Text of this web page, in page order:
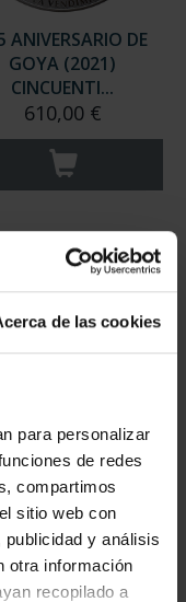
de las cookies
para personalizar
de redes
compartimos
sitio web con
y análisis
otra información
recopilado a
ANIVERSARIO DE
GOYA (2021)
CINCUENTI...
610,00 €
ANIVERSARIO DE
(2021) PERRO
153,00 €